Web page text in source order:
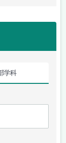
学科